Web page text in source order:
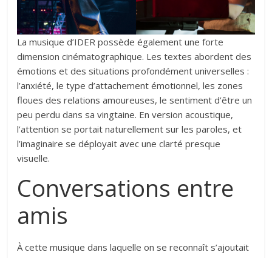
La musique d’IDER possède également une forte
dimension cinématographique. Les textes abordent des
émotions et des situations profondément universelles :
l’anxiété, le type d’attachement émotionnel, les zones
floues des relations amoureuses, le sentiment d’être un
peu perdu dans sa vingtaine. En version acoustique,
l’attention se portait naturellement sur les paroles, et
l’imaginaire se déployait avec une clarté presque
visuelle.
Conversations entre
amis
À cette musique dans laquelle on se reconnaît s’ajoutait